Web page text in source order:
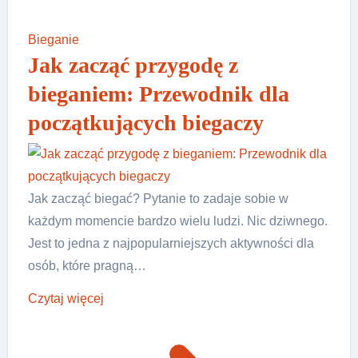
Bieganie
Jak zacząć przygodę z
bieganiem: Przewodnik dla
początkujących biegaczy
Jak zacząć biegać? Pytanie to zadaje sobie w
każdym momencie bardzo wielu ludzi. Nic dziwnego.
Jest to jedna z najpopularniejszych aktywności dla
osób, które pragną…
Czytaj więcej